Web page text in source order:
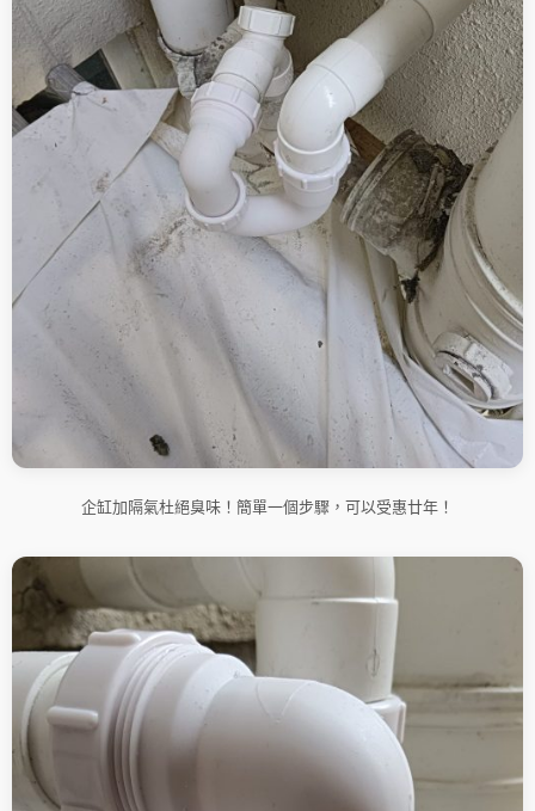
企缸加隔氣杜絕臭味！簡單一個步驟，可以受惠廿年！